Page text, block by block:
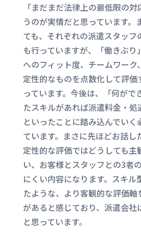
「まだまだ法律上の最低限の
うのが実情だと思っています。
ても、それぞれの派遣スタッフ
も行っていますが、「働きぶり
へのフィット度、チームワーク
定性的なものを点数化して評価
っています。今後は、「何がで
たスキルがあれば派遣料金・処
といったことに踏み込んでいく
ています。まさに先ほどお話し
定性的な評価ではどうしても主
い、お客様とスタッフとの3者
にくい内容になります。スキル
たような、より客観的な評価軸
があると感じており、派遣会社
と思っています。